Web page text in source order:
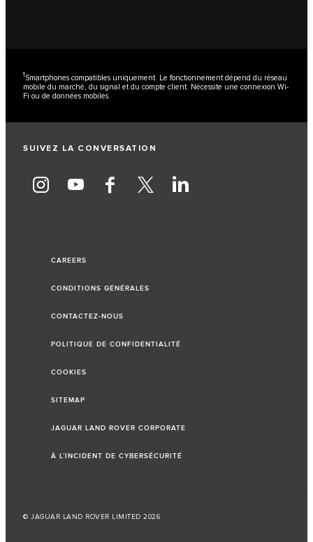
1Smartphones compatibles uniquement. Le fonctionnement dépend du réseau
mobile du marché, du signal et du compte client. Nécessite une connexion Wi-
Fi ou de données mobiles.
SUIVEZ LA CONVERSATION
CAREERS
CONDITIONS GÉNÉRALES
CONTACTEZ-NOUS
POLITIQUE DE CONFIDENTIALITÉ
COOKIES
SITEMAP
JAGUAR LAND ROVER CORPORATE
À L’INCIDENT DE CYBERSÉCURITÉ
© JAGUAR LAND ROVER LIMITED 2026